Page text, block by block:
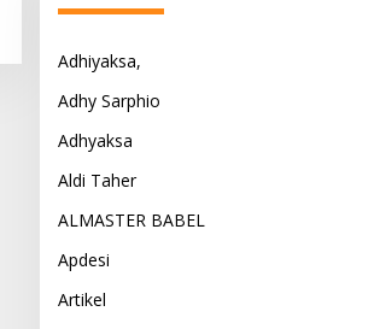
Adhiyaksa,
Adhy Sarphio
Adhyaksa
Aldi Taher
ALMASTER BABEL
Apdesi
Artikel